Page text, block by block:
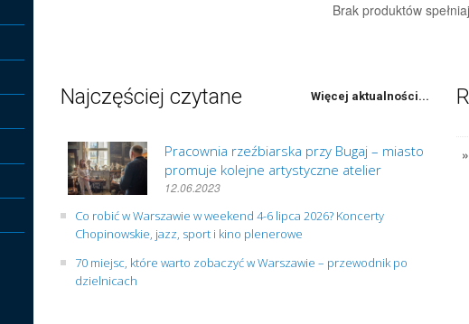
Brak produktów
Najczęściej czytane Więcej aktualności...
Pracownia rzeźbiarska przy Bugaj – miasto
promuje kolejne artystyczne atelier
12.06.2023
Co robić w Warszawie w weekend 4-6 lipca 2026? Koncerty
Chopinowskie, jazz, sport i kino plenerowe
70 miejsc, które warto zobaczyć w Warszawie – przewodnik po
dzielnicach